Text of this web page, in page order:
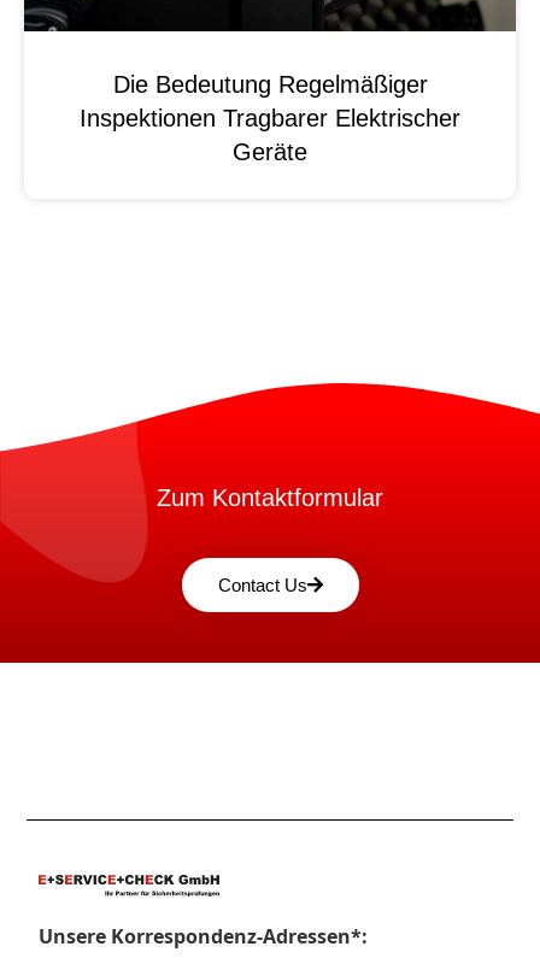
Die Bedeutung Regelmäßiger
Inspektionen Tragbarer Elektrischer
Geräte
Zum Kontaktformular
Contact Us
Unsere Korrespondenz-Adressen*: